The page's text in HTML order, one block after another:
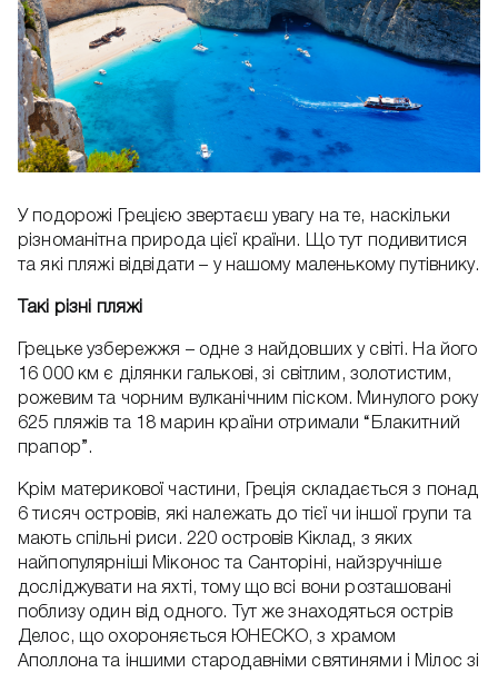
У подорожі Грецією звертаєш увагу на те, наскільки
різноманітна природа цієї країни. Що тут подивитися
та які пляжі відвідати – у нашому маленькому путівнику.
Такі різні пляжі
Грецьке узбережжя – одне з найдовших у світі. На його
16 000 км є ділянки галькові, зі світлим, золотистим,
рожевим та чорним вулканічним піском. Минулого року
625 пляжів та 18 марин країни отримали “Блакитний
прапор”.
Крім материкової частини, Греція складається з понад
6 тисяч островів, які належать до тієї чи іншої групи та
мають спільні риси. 220 островів Кіклад, з яких
найпопулярніші Міконос та Санторіні, найзручніше
досліджувати на яхті, тому що всі вони розташовані
поблизу один від одного. Тут же знаходяться острів
Делос, що охороняється ЮНЕСКО, з храмом
Аполлона та іншими стародавніми святинями і Мілос зі